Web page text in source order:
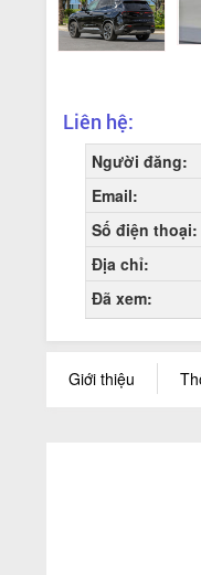
Liên hệ:
Người đăng:
Email:
Số điện thoại:
Địa chỉ:
Đã xem:
Giới thiệu